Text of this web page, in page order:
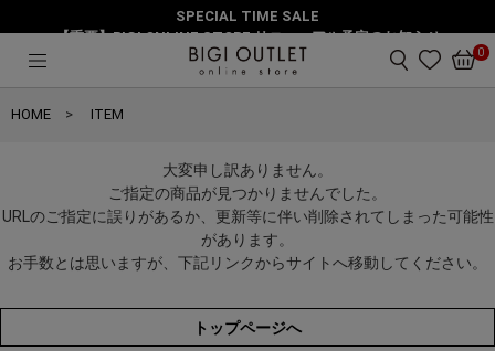
SPECIAL TIME SALE
【重要】BIGI ONLINE STORE リニューアル予定のお知らせ
0
HOME ITEM
大変申し訳ありません。
ご指定の商品が見つかりませんでした。
URLのご指定に誤りがあるか、更新等に伴い削除されてしまった可能性
があります。
お手数とは思いますが、下記リンクからサイトへ移動してください。
トップページへ